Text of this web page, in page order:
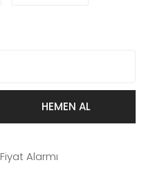
HEMEN AL
Fiyat Alarmı